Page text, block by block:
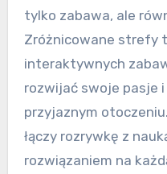
tylko zabawa, ale
Zróżnicowane strefy
interaktywnych
rozwijać swoje pasje
przyjaznym
łączy rozrywkę z
rozwiązaniem na